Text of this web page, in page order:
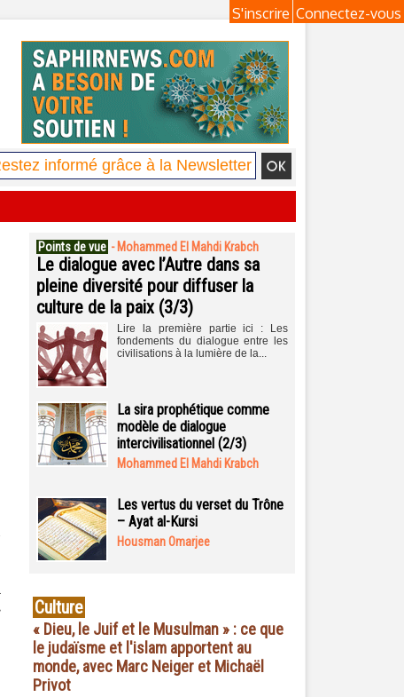
Connectez-vous
S'inscrire
Points de vue - Mohammed El Mahdi Krabch
Le dialogue avec l’Autre dans sa
pleine diversité pour diffuser la
culture de la paix (3/3)
Lire la première partie ici : Les
fondements du dialogue entre les
civilisations à la lumière de la...
La sira prophétique comme
modèle de dialogue
intercivilisationnel (2/3)
Mohammed El Mahdi Krabch
Les vertus du verset du Trône
– Ayat al-Kursi
Housman Omarjee
Culture
« Dieu, le Juif et le Musulman » : ce que
le judaïsme et l'islam apportent au
monde, avec Marc Neiger et Michaël
Privot